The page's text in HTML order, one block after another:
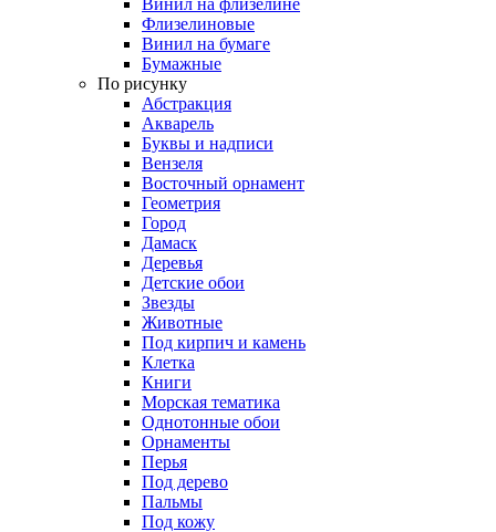
Винил на флизелине
Флизелиновые
Винил на бумаге
Бумажные
По рисунку
Абстракция
Акварель
Буквы и надписи
Вензеля
Восточный орнамент
Геометрия
Город
Дамаск
Деревья
Детские обои
Звезды
Животные
Под кирпич и камень
Клетка
Книги
Морская тематика
Однотонные обои
Орнаменты
Перья
Под дерево
Пальмы
Под кожу